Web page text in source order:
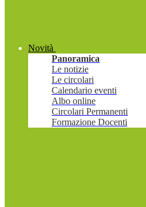
Novità
Panoramica
Le notizie
Le circolari
Calendario eventi
Albo online
Circolari Permanenti
Formazione Docenti